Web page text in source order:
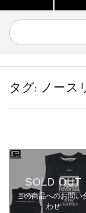
タグ: ノース
SOLD OUT
この商品へのお問い
わせ